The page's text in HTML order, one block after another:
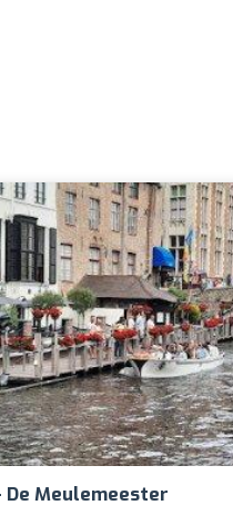
De Meulemeester